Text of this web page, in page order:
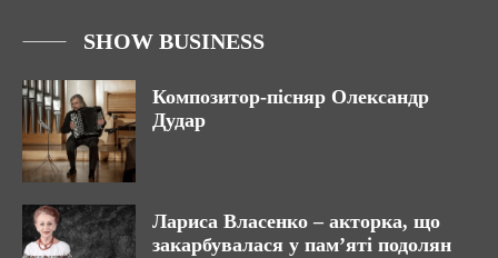
SHOW BUSINESS
Композитор-пісняр Олександр
Дудар
Лариса Власенко – акторка, що
закарбувалася у памʼяті подолян